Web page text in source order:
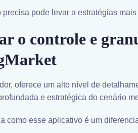
pode levar a estratégias
o controle e
oferece um alto nível de
e estratégica do cenário
como esse aplicativo é um